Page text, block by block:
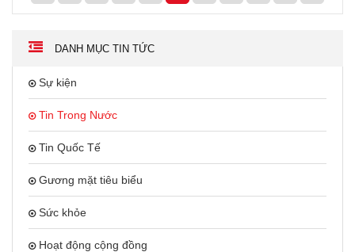
DANH MỤC TIN TỨC
Sự kiện
Tin Trong Nước
Tin Quốc Tế
Gương mặt tiêu biểu
Sức khỏe
Hoạt động cộng đồng